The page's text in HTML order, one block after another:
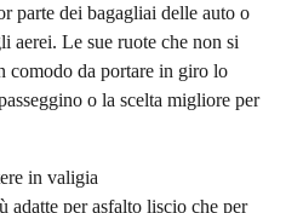
parte dei bagagliai delle auto o
aerei. Le sue ruote che non si
comodo da portare in giro lo
o la scelta migliore per
in valigia
adatte per asfalto liscio che per